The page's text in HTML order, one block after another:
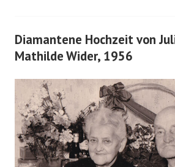
Diamantene Hochzeit von
Mathilde Wider, 1956